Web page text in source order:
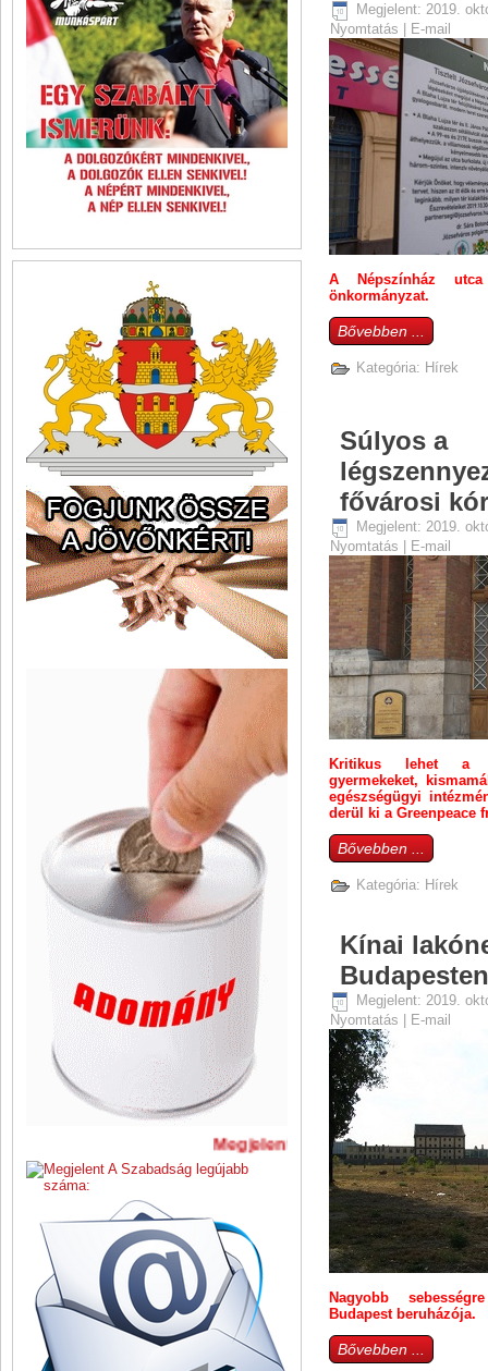
Megjelent A Szabadság legújabb
Megjelent: 2019.
Nyomtatás
E-mail
A Népszínház
önkormányzat.
Bővebben ...
Kategória: Hírek
Súlyos a
fővárosi
Megjelent: 2019.
Nyomtatás
E-mail
Kritikus lehet a
gyermekeket,
egészségügyi
derül ki a Greenpeace
Bővebben ...
Kategória: Hírek
Kínai
Budapesten
Megjelent: 2019.
Nyomtatás
E-mail
Nagyobb
Budapest beruházója.
Bővebben ...